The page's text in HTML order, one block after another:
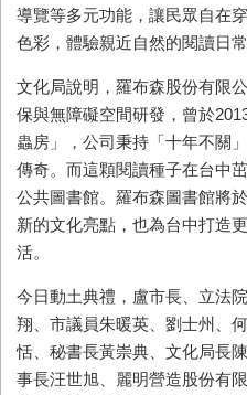
導覽等多元功能，讓民眾自在
色彩，體驗親近自然的閱讀日常
文化局說明，羅布森股份有限
保與無障礙空間研發，曾於
蟲房」，公司秉持「十年不關
傳奇。而這顆閱讀種子在台中
公共圖書館。羅布森圖書館將
新的文化亮點，也為台中打造
活。
今日動土典禮，盧市長、立法
翔、市議員朱暖英、劉士州、
恬、秘書長黃崇典、文化局長
事長汪世旭、麗明營造股份有